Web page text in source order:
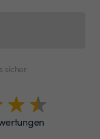
sicher.